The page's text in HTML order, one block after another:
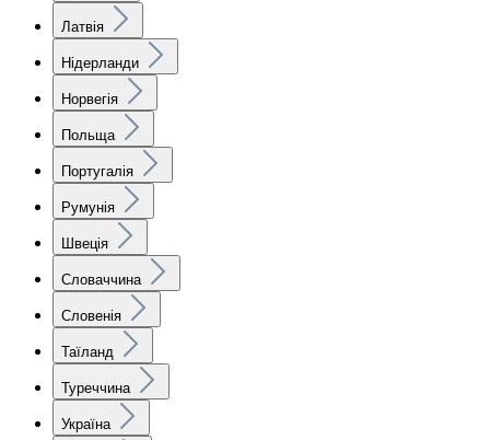
Латвія
Нідерланди
Норвегія
Польща
Португалія
Румунія
Швеція
Словаччина
Словенія
Таїланд
Туреччина
Україна